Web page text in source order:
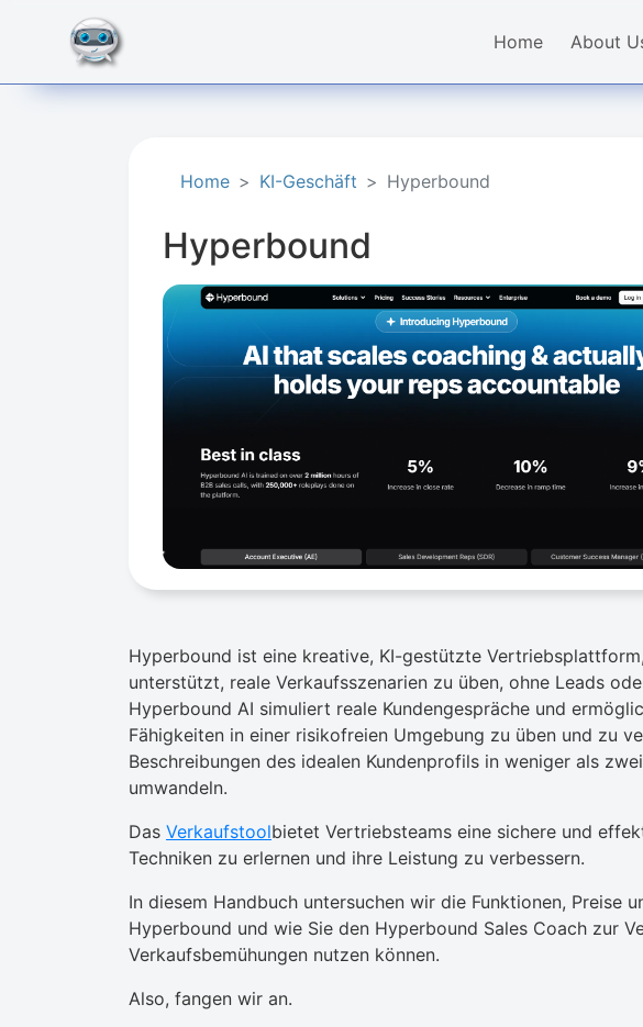
Home About
Home KI-Geschäft​ Hyperbound
Hyperbound
Hyperbound ist eine kreative, KI-gestützte
unterstützt, reale Verkaufsszenarien zu üben, ohne Leads
Hyperbound AI simuliert reale Kundengespräche und
Fähigkeiten in einer risikofreien Umgebung zu üben und zu
Beschreibungen des idealen Kundenprofils in weniger als
umwandeln.
Das Verkaufstoolbietet Vertriebsteams eine sichere und
Techniken zu erlernen und ihre Leistung zu verbessern.
In diesem Handbuch untersuchen wir die Funktionen, Preise
Hyperbound und wie Sie den Hyperbound Sales Coach zur
Verkaufsbemühungen nutzen können.
Also, fangen wir an.